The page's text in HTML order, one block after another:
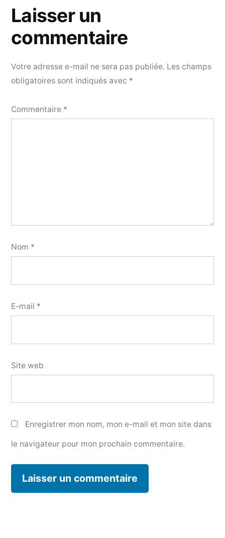
Votre adresse e-mail ne sera pas publiée. Les champs
obligatoires sont indiqués avec *
Commentaire *
Nom *
E-mail *
Site web
Enregistrer mon nom, mon e-mail et mon site dans
le navigateur pour mon prochain commentaire.
Laisser un
commentaire